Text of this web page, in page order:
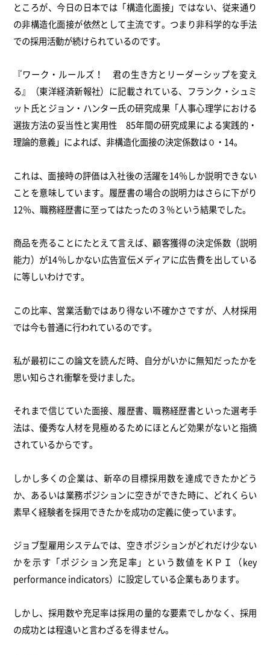
ところが、今日の日本では「構造化面接」ではない、従来通り
の非構造化面接が依然として主流です。つまり非科学的な手法
での採用活動が続けられているのです。
『ワーク・ルールズ！ 君の生き方とリーダーシップを変え
る』（東洋経済新報社）に記載されている、フランク・シュミ
ット氏とジョン・ハンター氏の研究成果「人事心理学における
選抜方法の妥当性と実用性 85年間の研究成果による実践的・
理論的意義」によれば、非構造化面接の決定係数は０・14。
これは、面接時の評価は入社後の活躍を14％しか説明できない
ことを意味しています。履歴書の場合の説明力はさらに下がり
12％、職務経歴書に至ってはたったの３％という結果でした。
商品を売ることにたとえて言えば、顧客獲得の決定係数（説明
能力）が14％しかない広告宣伝メディアに広告費を出している
に等しいわけです。
この比率、営業活動ではあり得ない不確かさですが、人材採用
では今も普通に行われているのです。
私が最初にこの論文を読んだ時、自分がいかに無知だったかを
思い知らされ衝撃を受けました。
それまで信じていた面接、履歴書、職務経歴書といった選考手
法は、優秀な人材を見極めるためにほとんど効果がないと指摘
されているからです。
しかし多くの企業は、新卒の目標採用数を達成できたかどう
か、あるいは業務ポジションに空きができた時に、どれくらい
素早く経験者を採用できたかを成功の定義に使っています。
ジョブ型雇用システムでは、空きポジションがどれだけ少ない
かを示す「ポジション充足率」という数値をＫＰＩ（key
performance indicators）に設定している企業もあります。
しかし、採用数や充足率は採用の量的な要素でしかなく、採用
の成功とは程遠いと言わざるを得ません。